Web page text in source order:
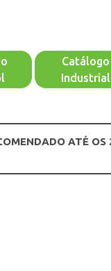
Catálogo
Industrial
ATÉ OS